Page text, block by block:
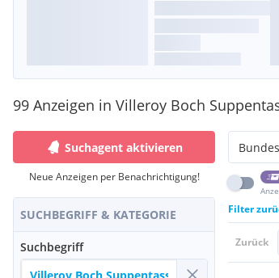
99 Anzeigen in Villeroy Boch
Suchagent aktivieren
Neue Anzeigen per Benachrichtigung!
SUCHBEGRIFF & KATEGORIE
Suchbegriff
Filter
Zurück